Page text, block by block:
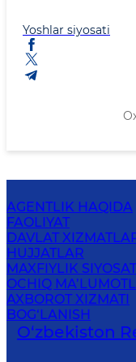
Yoshlar siyosati
AGENTLIK HAQIDA
FAOLIYAT
DAVLAT
HUJJATLAR
MAXFIYLIK
OCHIQ
AXBOROT XIZMATI
BOG‘LANISH
O‘zbеkistоn